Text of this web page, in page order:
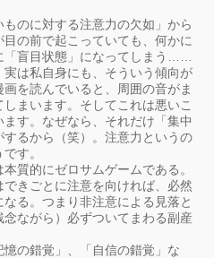
のに対する注意力の欠如」から
の前で起こっていても、何かに
「盲目状態」になってしまう……
は私自身にも、そういう傾向が
を読んでいると、周囲の音がま
まいます。そしてこれは悪いこ
す。なぜなら、それだけ「集中
るから（笑）。注意力というの
す。
質的にゼロサムゲームである。
きごとに注意を向ければ、必然
る。つまり非注意による見落と
ながら）必ずついてまわる副産
の錯覚」、「自信の錯覚」な